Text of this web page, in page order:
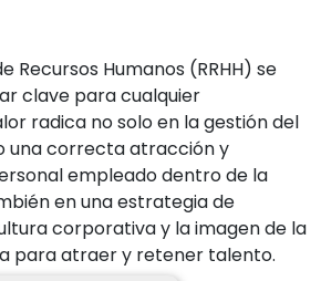
Recursos Humanos (RRHH) se
clave para cualquier
radica no solo en la gestión del
una correcta atracción y
empleado dentro de la
en una estrategia de
corporativa y la imagen de la
para atraer y retener talento.